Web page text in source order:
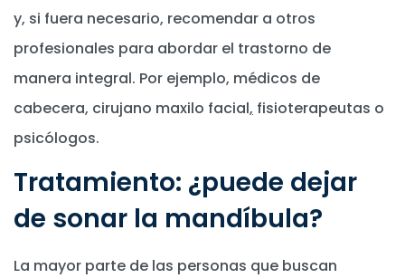
y, si fuera necesario, recomendar a otros
profesionales para abordar el trastorno de
manera integral. Por ejemplo, médicos de
cabecera, cirujano maxilo facial, fisioterapeutas o
psicólogos.
Tratamiento: ¿puede dejar
de sonar la mandíbula?
La mayor parte de las personas que buscan